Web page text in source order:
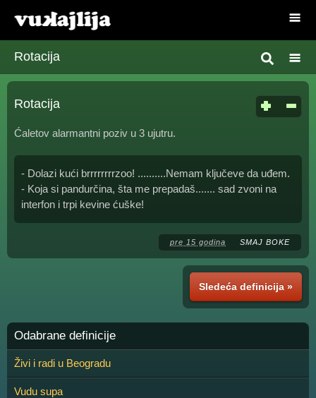
Rotacija
Rotacija
Ćaletov alarmantni poziv u 3 ujutru.
- Dolazi kući brrrrrrrrzoo! ..........Nemam ključeve da uđem.
- Koja si pandurčina, šta me prepadaš....... sad zvoni na
interfon i trpi kevine ćuške!
pre 15 godina SMAJ BOKE
Sledeća definicija »
Odabrane definicije
Živi i radi u Beogradu
Vudu supa